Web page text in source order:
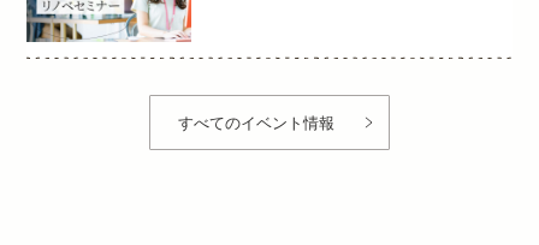
すべてのイベント情報